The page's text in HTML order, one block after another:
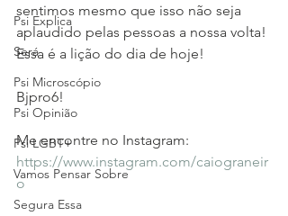
Psi Explica
Será
Psi Microscópio
Psi Opinião
Psi LGBT+
Vamos Pensar Sobre
Segura Essa
sentimos mesmo que isso não seja
aplaudido pelas pessoas a nossa volta!
Essa é a lição do dia de hoje!
Bjpro6!
Me encontre no Instagram:
https://www.instagram.com/caiograneir
o